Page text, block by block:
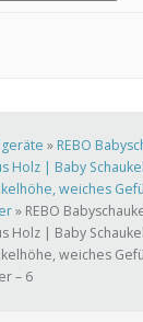
» REBO
Holz | Baby
weiches
» REBO
Holz | Baby
weiches
– 6